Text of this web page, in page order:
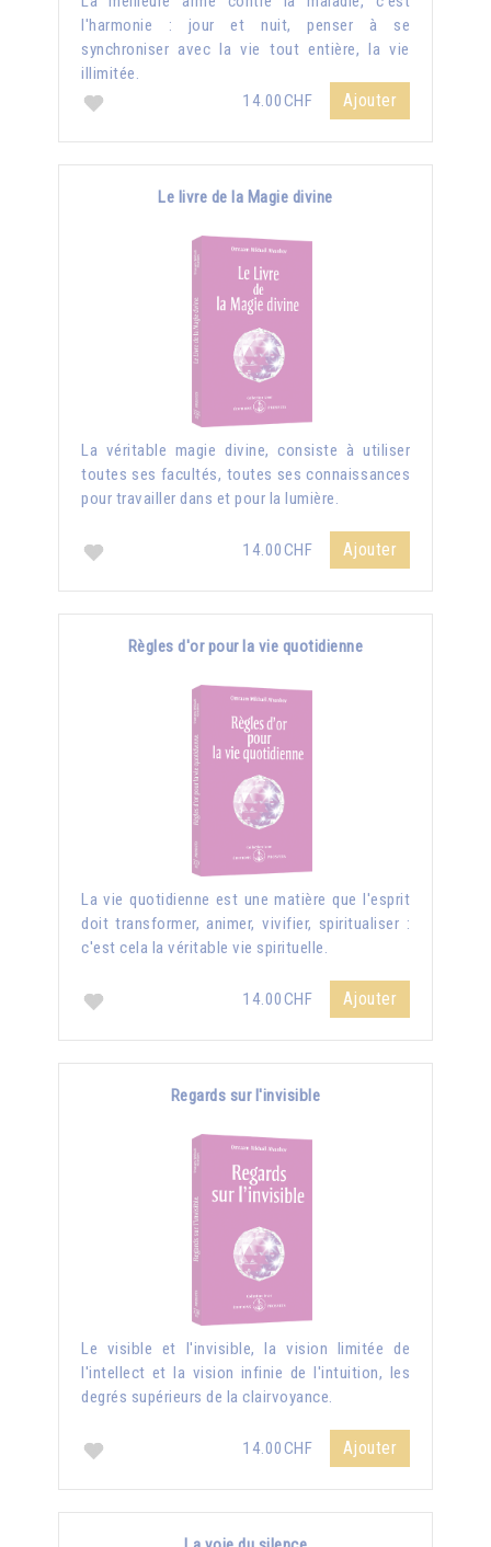
l'harmonie : jour et nuit, penser à se
synchroniser avec la vie tout entière, la vie
illimitée.
14.00CHF
Ajouter
Le livre de la Magie divine
La véritable magie divine, consiste à utiliser
toutes ses facultés, toutes ses connaissances
pour travailler dans et pour la lumière.
14.00CHF Ajouter
Règles d'or pour la vie quotidienne
La vie quotidienne est une matière que l'esprit
doit transformer, animer, vivifier, spiritualiser :
c'est cela la véritable vie spirituelle.
14.00CHF Ajouter
Regards sur l'invisible
Le visible et l'invisible, la vision limitée de
l'intellect et la vision infinie de l'intuition, les
degrés supérieurs de la clairvoyance.
14.00CHF Ajouter